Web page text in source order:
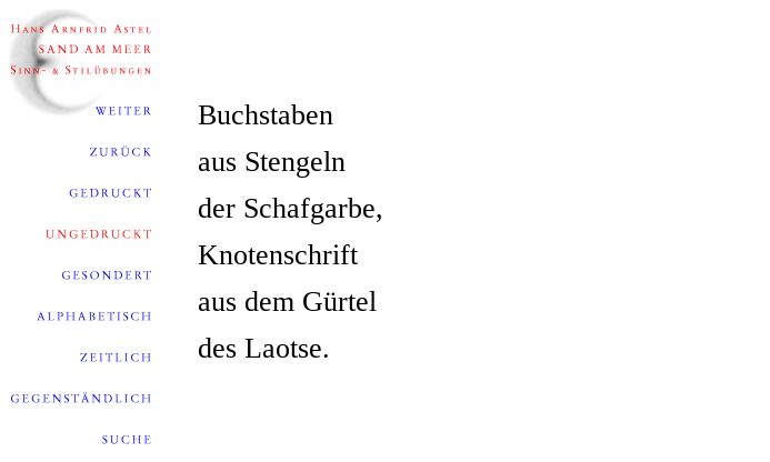
Buchstaben
aus Stengeln
der Schafgarbe,
Knotenschrift
aus dem Gürtel
des Laotse.